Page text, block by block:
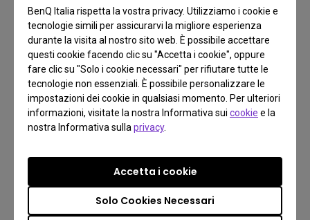
BenQ Italia rispetta la vostra privacy. Utilizziamo i cookie e
tecnologie simili per assicurarvi la migliore esperienza
durante la visita al nostro sito web. È possibile accettare
questi cookie facendo clic su "Accetta i cookie", oppure
fare clic su "Solo i cookie necessari" per rifiutare tutte le
tecnologie non essenziali. È possibile personalizzare le
impostazioni dei cookie in qualsiasi momento. Per ulteriori
informazioni, visitate la nostra Informativa sui cookie e la
nostra Informativa sulla privacy.
Solo Cookies Necessari
Accetta i cookie
altro che la modalità nativadel fantastico TK700STi
che garantisce il 4K a 60Hz con lag di input di
appena 16ms e una copertura quasi completa della
gamma cromatica DCI-P3, per avere immagini
vivide e spettacolari. E bastano solo due metri di
distanza per avere uno schermo da 100”. Come si
fa a non chiamarla grafica mozzafiato?
Visione più ampia del gioco